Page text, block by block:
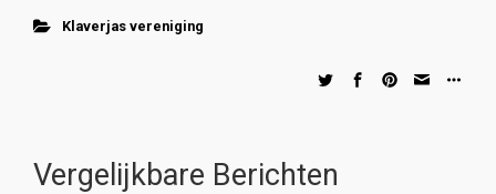
Klaverjas vereniging
Vergelijkbare Berichten